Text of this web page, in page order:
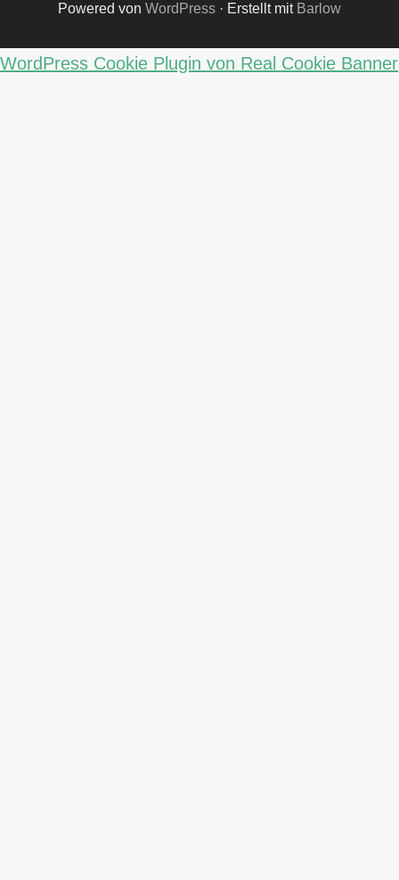
Powered von WordPress · Erstellt mit Barlow
WordPress Cookie Plugin von Real Cookie Banner